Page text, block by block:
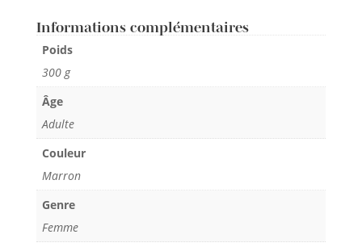
Informations complémentaires
Poids
300 g
Âge
Adulte
Couleur
Marron
Genre
Femme